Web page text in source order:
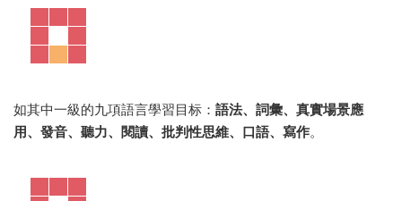
如其中一級的九項語言學習目标： 語法、詞彙、真實場景應
用、發音、聽力、閱讀、批判性思維、口語、寫作。